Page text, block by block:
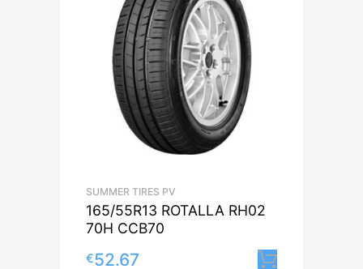
SUMMER TIRES PV
165/55R13 ROTALLA RH02
70H CCB70
€52.67